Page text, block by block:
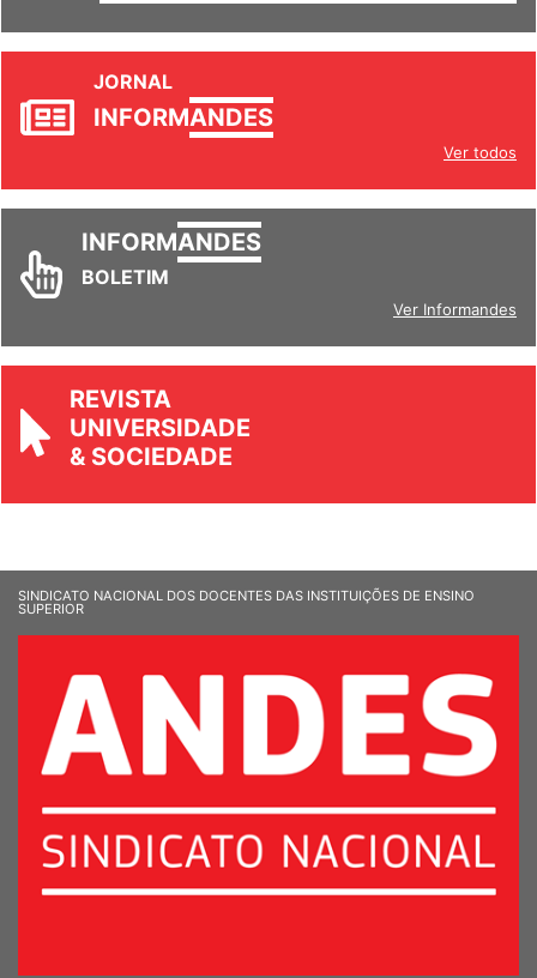
JORNAL
INFORMANDES
Ver todos
INFORMANDES
BOLETIM
Ver Informandes
REVISTA
UNIVERSIDADE
& SOCIEDADE
SINDICATO NACIONAL DOS DOCENTES DAS INSTITUIÇÕES DE ENSINO
SUPERIOR